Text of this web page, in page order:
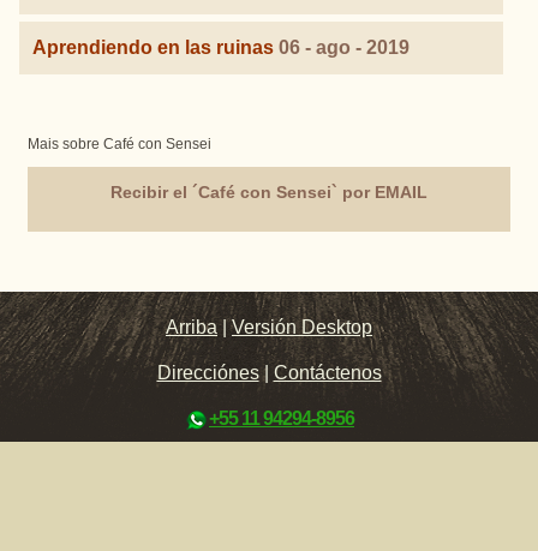
Aprendiendo en las ruinas 06 - ago - 2019
Mais sobre Café con Sensei
Recibir el ´Café con Sensei` por EMAIL
Arriba |Versión Desktop
Direcciónes| Contáctenos
+55 11 94294-8956